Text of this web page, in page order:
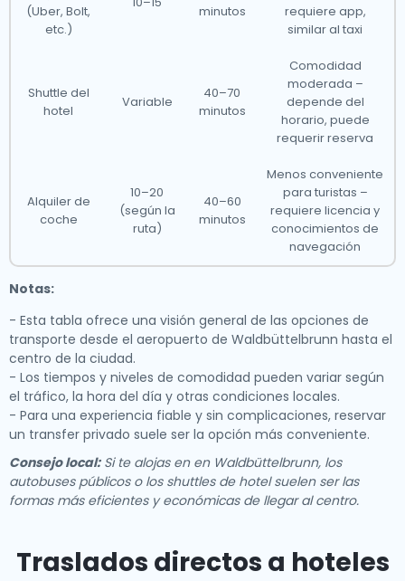
(Uber, Bolt,
etc.)
minutos
requiere app,
similar al taxi
Shuttle del
hotel
Variable
40–70
minutos
Comodidad
moderada –
depende del
horario, puede
requerir reserva
Alquiler de
coche
10–20
(según la
ruta)
40–60
minutos
Menos conveniente
para turistas –
requiere licencia y
conocimientos de
navegación
Notas:
- Esta tabla ofrece una visión general de las opciones de
transporte desde el aeropuerto de Waldbüttelbrunn hasta el
centro de la ciudad.
- Los tiempos y niveles de comodidad pueden variar según
el tráfico, la hora del día y otras condiciones locales.
- Para una experiencia fiable y sin complicaciones, reservar
un transfer privado suele ser la opción más conveniente.
Consejo local:Si te alojas en en Waldbüttelbrunn, los
autobuses públicos o los shuttles de hotel suelen ser las
formas más eficientes y económicas de llegar al centro.
Traslados directos a hoteles